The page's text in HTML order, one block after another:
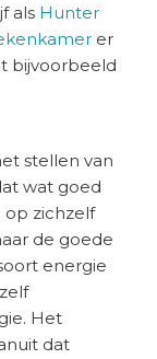
als Hunter
er
bijvoorbeeld
stellen van
wat goed
op zichzelf
de goede
energie
Het
dat